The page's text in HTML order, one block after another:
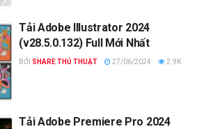
Tải Adobe Illustrator 2024
(v28.5.0.132) Full Mới Nhất
BỞI SHARE THỦ THUẬT 27/06/2024 2.9K
Tải Adobe Premiere Pro 2024